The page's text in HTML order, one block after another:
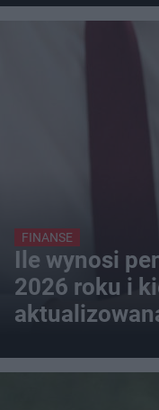
FINANSE
Ile wynosi
2026 roku i